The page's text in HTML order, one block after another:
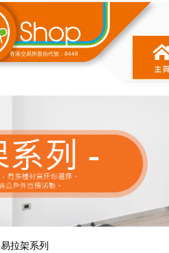
香港交易所股份代號：8448
易拉架系列